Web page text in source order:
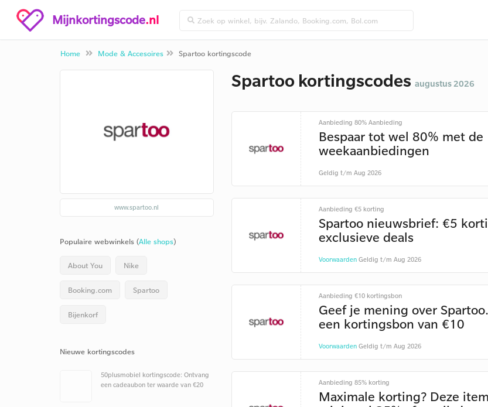
Mijnkortingscode.nl
Home Mode & Accesoires Spartoo kortingscode
Spartoo kortingscodes augustus 2026
Aanbieding 80% Aanbieding
Bespaar tot wel 80% met de
weekaanbiedingen
Geldig t/m Aug 2026
Aanbieding €5 korting
Spartoo nieuwsbrief: €5
exclusieve deals
VoorwaardenGeldig t/m Aug 2026
Aanbieding €10 kortingsbon
Geef je mening over
een kortingsbon van €10
VoorwaardenGeldig t/m Aug 2026
Aanbieding 85% korting
Maximale korting? Deze
www.spartoo.nl
Populaire webwinkels (Alle shops)
About You Nike
Booking.com Spartoo
Bijenkorf
Nieuwe kortingscodes
50plusmobiel kortingscode: Ontvang
een cadeaubon ter waarde van €20